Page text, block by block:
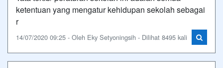
ketentuan yang mengatur kehidupan sekolah sebagai
r
14/07/2020 09:25 - Oleh Eky Setyoningsih - Dilihat 8495 kali